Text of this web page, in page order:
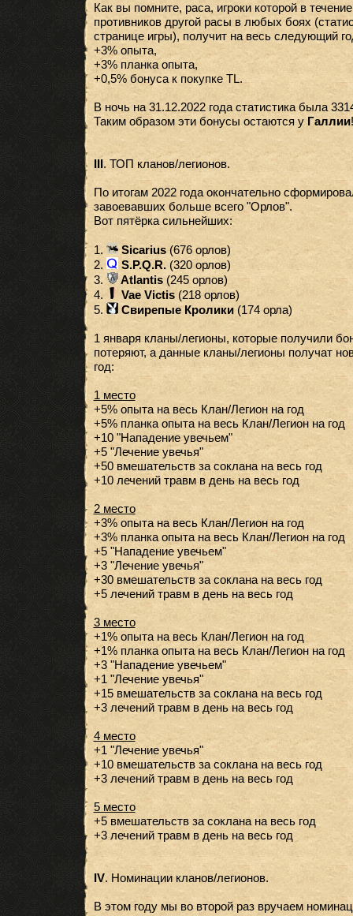
Как вы помните, раса, игроки которой в
противников другой расы в любых боях
странице игры), получит на весь следующий
+3% опыта,
+3% планка опыта,
+0,5% бонуса к покупке TL.
В ночь на 31.12.2022 года статистика была
Таким образом эти бонусы остаются уГаллии!
III. ТОП кланов/легионов.
По итогам 2022 года окончательно
завоевавших больше всего "Орлов".
Вот пятёрка сильнейших:
1. Sicarius(676 орлов)
2.
S.P.Q.R.(320 орлов)
3.
Atlantis(245 орлов)
4.
Vae Victis(218 орлов)
5.
Свирепые Кролики(174 орла)
1 января кланы/легионы, которые получили
потеряют, а данные кланы/легионы получат
год:
1 место
+5% опыта на весь Клан/Легион на год
+5% планка опыта на весь Клан/Легион на год
+10 "Нападение увечьем"
+5 "Лечение увечья"
+50 вмешательств за соклана на весь год
+10 лечений травм в день на весь год
2 место
+3% опыта на весь Клан/Легион на год
+3% планка опыта на весь Клан/Легион на год
+5 "Нападение увечьем"
+3 "Лечение увечья"
+30 вмешательств за соклана на весь год
+5 лечений травм в день на весь год
3 место
+1% опыта на весь Клан/Легион на год
+1% планка опыта на весь Клан/Легион на год
+3 "Нападение увечьем"
+1 "Лечение увечья"
+15 вмешательств за соклана на весь год
+3 лечений травм в день на весь год
4 место
+1 "Лечение увечья"
+10 вмешательств за соклана на весь год
+3 лечений травм в день на весь год
5 место
+5 вмешательств за соклана на весь год
+3 лечений травм в день на весь год
IV. Номинации кланов/легионов.
В этом году мы во второй раз вручаем